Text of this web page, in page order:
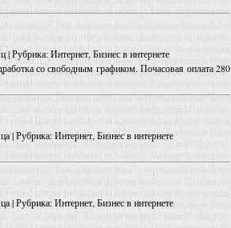
Рубрика: Интернет, Бизнес в интернете
со свободным графиком. Почасовая оплата 280
| Рубрика: Интернет, Бизнес в интернете
| Рубрика: Интернет, Бизнес в интернете